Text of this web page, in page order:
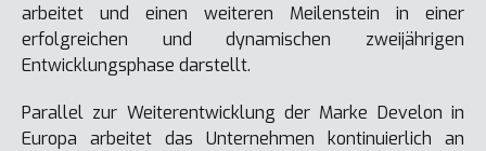
arbeitet und einen weiteren Meilenstein in einer
erfolgreichen und dynamischen zweijährigen
Entwicklungsphase darstellt.
Parallel zur Weiterentwicklung der Marke Develon in
Europa arbeitet das Unternehmen kontinuierlich an